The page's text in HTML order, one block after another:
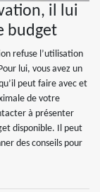
il lui
budget
refuse l’utilisation
lui, vous avez un
peut faire avec et
de votre
à présenter
disponible. Il peut
des conseils pour